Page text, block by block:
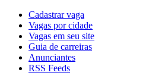
Cadastrar vaga
Vagas por cidade
Vagas em seu site
Guia de carreiras
Anunciantes
RSS Feeds